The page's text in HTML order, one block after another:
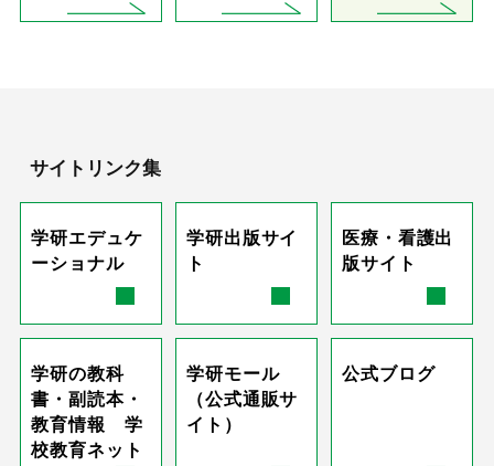
サイトリンク集
学研エデュケ
ーショナル
学研出版サイ
ト
医療・看護出
版サイト
学研の教科
書・副読本・
教育情報 学
校教育ネット
学研モール
（公式通販サ
イト）
公式ブログ